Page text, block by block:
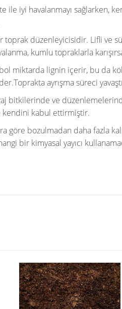
ile iyi havalanmayı sağlarken,
toprak düzenleyicisidir. Lifli ve
kumlu topraklarla
miktarda lignin içerir, bu da
ayrışma süreci
bitkilerinde ve
kendini kabul ettirmiştir.
göre bozulmadan daha fazla
bir kimyasal yayıcı